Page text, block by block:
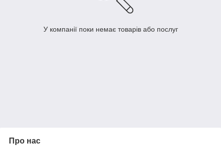
У компанії поки немає товарів або послуг
Про нас